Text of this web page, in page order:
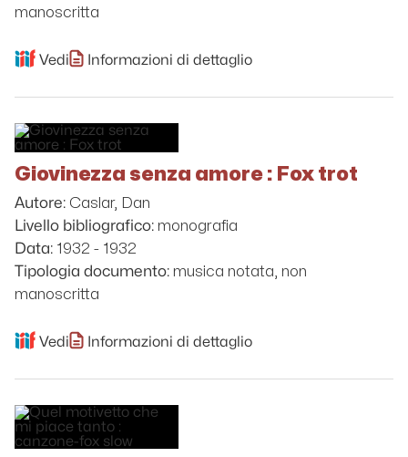
manoscritta
Vedi Informazioni di dettaglio
Giovinezza senza amore : Fox trot
Autore: Caslar, Dan
Livello bibliografico: monografia
Data: 1932 - 1932
Tipologia documento: musica notata, non
manoscritta
Vedi Informazioni di dettaglio